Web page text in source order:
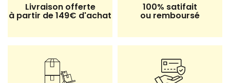
7 avis
Livraison offerte
à partir de 149€ d'achat
100% satifait
ou remboursé